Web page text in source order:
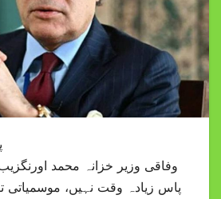
وفاقی وزیر خزانہ محمد
پاس زیادہ وقت نہیں، موسمیاتی